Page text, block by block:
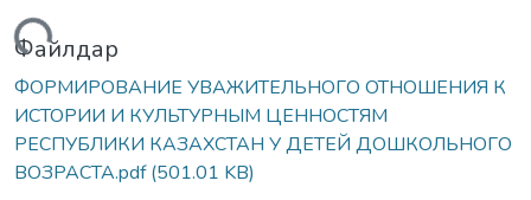
Файлдар
ФОРМИРОВАНИЕ УВАЖИТЕЛЬНОГО ОТНОШЕНИЯ К
ИСТОРИИ И КУЛЬТУРНЫМ ЦЕННОСТЯМ
РЕСПУБЛИКИ КАЗАХСТАН У ДЕТЕЙ ДОШКОЛЬНОГО
ВОЗРАСТА.pdf(501.01 KB)